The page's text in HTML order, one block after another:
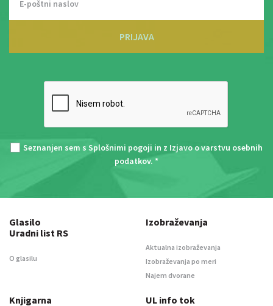
PRIJAVA
Seznanjen sem s Splošnimi pogoji in z Izjavo o varstvu osebnih
podatkov. *
Glasilo
Uradni list RS
O glasilu
Izobraževanja
Aktualna izobraževanja
Izobraževanja po meri
Najem dvorane
Knjigarna UL info tok